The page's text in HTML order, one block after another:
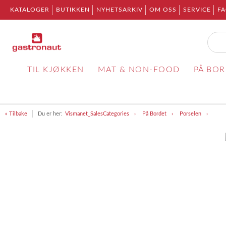
KATALOGER BUTIKKEN NYHETSARKIV OM OSS SERVICE
TIL KJØKKEN MAT & NON-FOOD PÅ
« Tilbake Du er her: Vismanet_SalesCategories På Bordet Porselen